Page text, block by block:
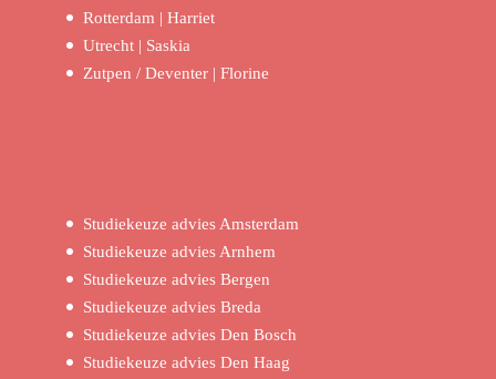
Rotterdam | Harriet
Utrecht | Saskia
Zutpen / Deventer | Florine
Studiekeuze advies Amsterdam
Studiekeuze advies Arnhem
Studiekeuze advies Bergen
Studiekeuze advies Breda
Studiekeuze advies Den Bosch
Studiekeuze advies Den Haag